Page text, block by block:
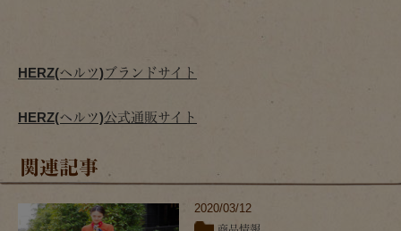
HERZ(ヘルツ)ブランドサイト
HERZ(ヘルツ)公式通販サイト
関連記事
2020/03/12